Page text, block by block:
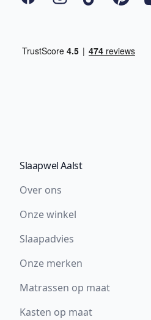
Slaapwel Aalst
Over ons
Onze winkel
Slaapadvies
Onze merken
Matrassen op maat
Kasten op maat